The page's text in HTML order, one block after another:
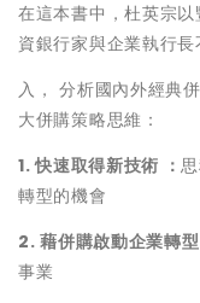
在這本書中，杜英宗
資銀行家與企業執行
入， 分析國內外經典
大併購策略思維：
1.快速取得新技術 ：
轉型的機會
2.藉併購啟動企業轉
事業